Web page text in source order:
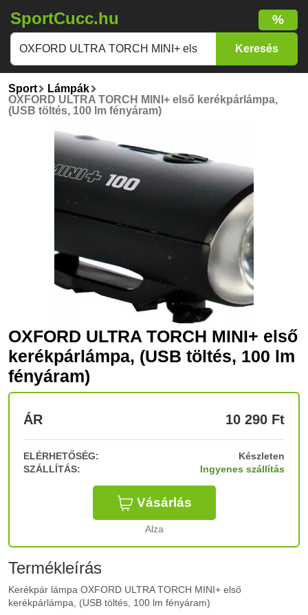
SportCucc.hu %
Sport
Lámpák
OXFORD ULTRA TORCH MINI+ első kerékpárlámpa,
(USB töltés, 100 lm fényáram)
OXFORD ULTRA TORCH MINI+ első
kerékpárlámpa, (USB töltés, 100 lm
fényáram)
ÁR 10 290 Ft
ELÉRHETŐSÉG:
Készleten
SZÁLLÍTÁS:
Ingyenes szállítás
Vásárlás
Alza
Termékleírás
Kerékpár lámpa OXFORD ULTRA TORCH MINI+ első
kerékpárlámpa, (USB töltés, 100 lm fényáram)